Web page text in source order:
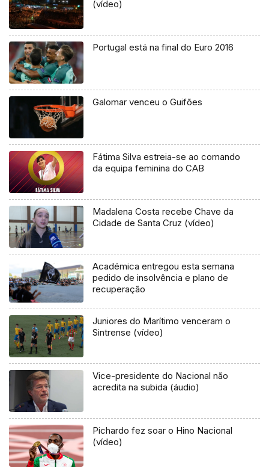
(vídeo)
Portugal está na final do Euro 2016
Galomar venceu o Guifões
Fátima Silva estreia-se ao comando
da equipa feminina do CAB
Madalena Costa recebe Chave da
Cidade de Santa Cruz (vídeo)
Académica entregou esta semana
pedido de insolvência e plano de
recuperação
Juniores do Marítimo venceram o
Sintrense (vídeo)
Vice-presidente do Nacional não
acredita na subida (áudio)
Pichardo fez soar o Hino Nacional
(vídeo)